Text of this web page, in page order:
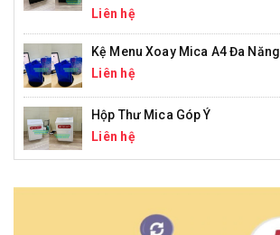
Liên hệ
Kệ Menu Xoay Mica A4 Đa Năng
Liên hệ
Hộp Thư Mica Góp Ý
Liên hệ